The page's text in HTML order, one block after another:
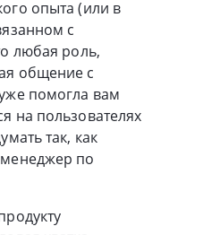
опыта (или в
с
любая роль,
общение с
помогла вам
на пользователях
так, как
по